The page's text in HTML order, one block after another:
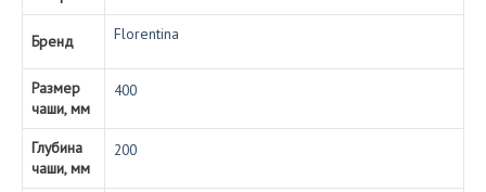
Бренд Florentina
Размер
чаши, мм
400
Глубина
чаши, мм
200